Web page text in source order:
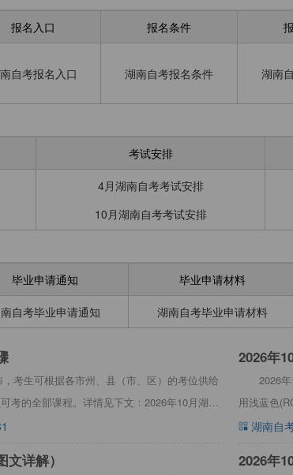
报名入口 报名条件
自考报名入口 湖南自考报名条件 湖南
考试安排
4月湖南自考考试安排
10月湖南自考考试安排
毕业申请通知 毕业申请材料
自考毕业申请通知 湖南自考毕业申请材料
考生可根据各市州、县（市、区）的考位供给
考的全部课程。详情见下文：2026年10月湖南
2026年
2026
用浅蓝色
见下湖南自
详解） 2026年